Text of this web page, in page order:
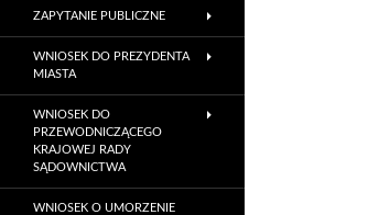
ZAPYTANIE PUBLICZNE
WNIOSEK DO PREZYDENTA
MIASTA
WNIOSEK DO
PRZEWODNICZĄCEGO
KRAJOWEJ RADY
SĄDOWNICTWA
WNIOSEK O UMORZENIE